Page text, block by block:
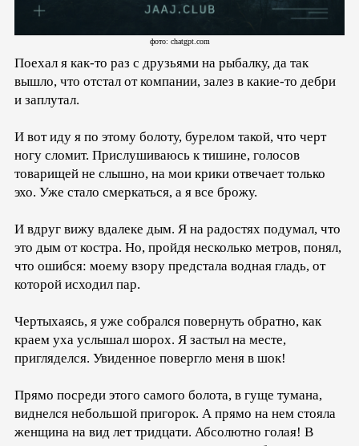
фото: chatgpt.com
Поехал я как-то раз с друзьями на рыбалку, да так
вышло, что отстал от компании, залез в какие-то дебри
и заплутал.
И вот иду я по этому болоту, бурелом такой, что черт
ногу сломит. Прислушиваюсь к тишине, голосов
товарищей не слышно, на мои крики отвечает только
эхо. Уже стало смеркаться, а я все брожу.
И вдруг вижу вдалеке дым. Я на радостях подумал, что
это дым от костра. Но, пройдя несколько метров, понял,
что ошибся: моему взору предстала водная гладь, от
которой исходил пар.
Чертыхаясь, я уже собрался повернуть обратно, как
краем уха услышал шорох. Я застыл на месте,
пригляделся. Увиденное повергло меня в шок!
Прямо посреди этого самого болота, в гуще тумана,
виднелся небольшой пригорок. А прямо на нем стояла
женщина на вид лет тридцати. Абсолютно голая! В